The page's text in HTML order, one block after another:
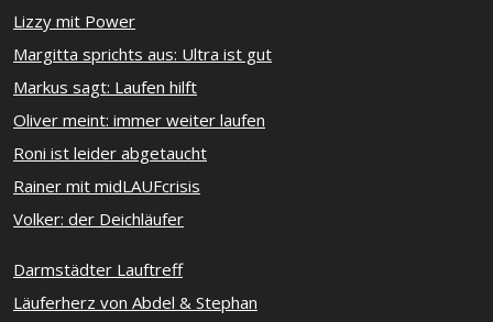
Lizzy mit Power
Margitta sprichts aus: Ultra ist gut
Markus sagt: Laufen hilft
Oliver meint: immer weiter laufen
Roni ist leider abgetaucht
Rainer mit midLAUFcrisis
Volker: der Deichläufer
Darmstädter Lauftreff
Läuferherz von Abdel & Stephan